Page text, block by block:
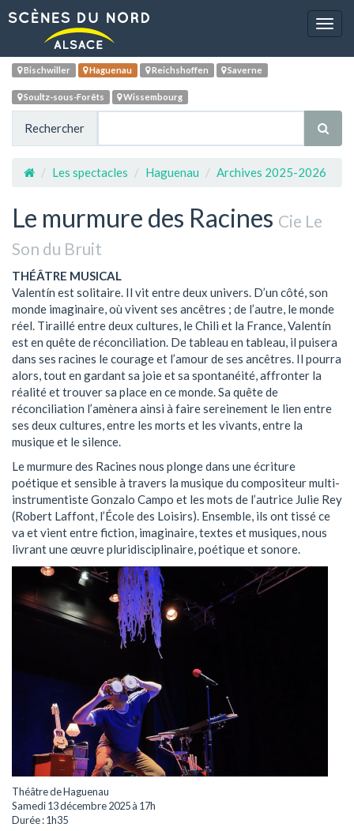
Bischwiller Haguenau Reichshoffen Saverne
Soultz-sous-Forêts Wissembourg
Rechercher
Les spectacles Haguenau Archives 2025-2026
Le murmure des Racines Cie Le
Son du Bruit
THÉÂTRE MUSICAL
Valentín est solitaire. Il vit entre deux univers. D’un côté, son
monde imaginaire, où vivent ses ancêtres ; de l’autre, le monde
réel. Tiraillé entre deux cultures, le Chili et la France, Valentín
est en quête de réconciliation. De tableau en tableau, il puisera
dans ses racines le courage et l’amour de ses ancêtres. Il pourra
alors, tout en gardant sa joie et sa spontanéité, affronter la
réalité et trouver sa place en ce monde. Sa quête de
réconciliation l’amènera ainsi à faire sereinement le lien entre
ses deux cultures, entre les morts et les vivants, entre la
musique et le silence.
Le murmure des Racines nous plonge dans une écriture
poétique et sensible à travers la musique du compositeur multi-
instrumentiste Gonzalo Campo et les mots de l’autrice Julie Rey
(Robert Laffont, l’École des Loisirs). Ensemble, ils ont tissé ce
va et vient entre fiction, imaginaire, textes et musiques, nous
livrant une œuvre pluridisciplinaire, poétique et sonore.
Théâtre de Haguenau
Samedi 13 décembre 2025 à 17h
Durée : 1h35